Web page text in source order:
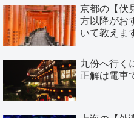
京都の【伏
方以降がお
いて教えま
九份へ行く
正解は電車